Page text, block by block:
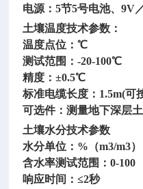
电源：5节5号电池、9V
土壤温度技术参数：
温度点位：℃
测试范围：-20-100℃
精度：±0.5℃
标准电缆长度： 1.5m(可
可选件：测量地下深层
土壤水分技术参数
水分单位： %（m3/m3）
含水率测试范围：0-100
响应时间：≤2秒